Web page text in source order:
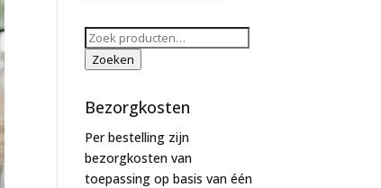
Zoeken
naar:
Zoeken
Bezorgkosten
Per bestelling zijn
bezorgkosten van
toepassing op basis van één